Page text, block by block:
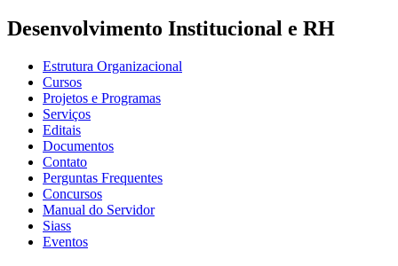
Desenvolvimento Institucional e RH
Estrutura Organizacional
Cursos
Projetos e Programas
Serviços
Editais
Documentos
Contato
Perguntas Frequentes
Concursos
Manual do Servidor
Siass
Eventos